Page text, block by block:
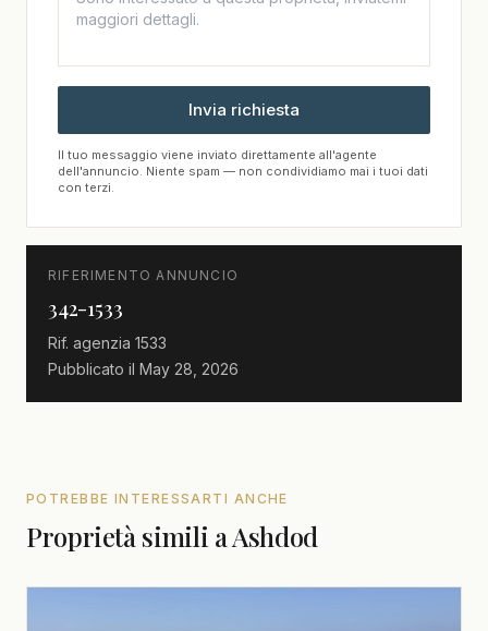
Invia richiesta
Il tuo messaggio viene inviato direttamente all'agente
dell'annuncio. Niente spam — non condividiamo mai i tuoi dati
con terzi.
RIFERIMENTO ANNUNCIO
342-1533
Rif. agenzia 1533
Pubblicato il May 28, 2026
POTREBBE INTERESSARTI ANCHE
Proprietà simili a Ashdod